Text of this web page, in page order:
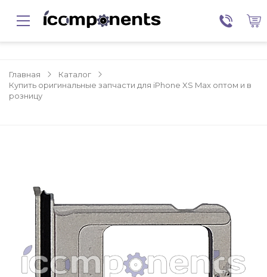
Главная
Каталог
Купить оригинальные запчасти для iPhone XS Max оптом и в
розницу